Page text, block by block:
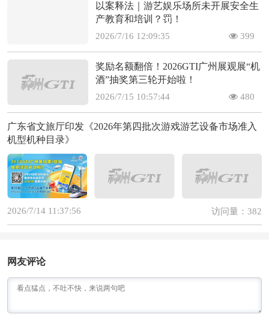
以案释法｜游艺娱乐场所未开展安全生
产教育和培训？罚！
2026/7/16 12:09:35 399
奖励名额翻倍！2026GTI广州展观展“机
酒”抽奖第三轮开始啦！
2026/7/15 10:57:44 480
广东省文旅厅印发《2026年第四批次游戏游艺设备市场准入
机型机种目录》
2026/7/14 11:37:56 访问量：382
网友评论